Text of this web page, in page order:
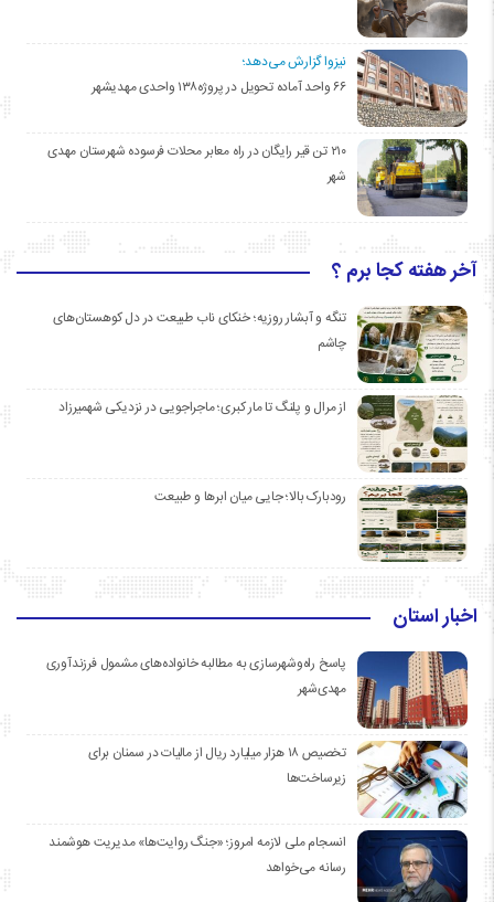
نیزوا گزارش می‌دهد؛
۶۶ واحد آماده تحویل در پروژه۱۳۸ واحدی مهدیشهر
۲۱۰ تن قیر رایگان در راه معابر محلات فرسوده شهرستان مهدی
شهر
آخر هفته کجا برم ؟
تنگه و آبشار روزیه؛ خنکای ناب طبیعت در دل کوهستان‌های
چاشم
از مرال و پلنگ تا مار کبری؛ ماجراجویی در نزدیکی شهمیرزاد
رودبارک بالا؛ جایی میان ابرها و طبیعت
اخبار استان
پاسخ راه‌وشهرسازی به مطالبه خانواده‌های مشمول فرزندآوری
مهدی‌شهر
تخصیص ۱۸ هزار میلیارد ریال از مالیات در سمنان برای
زیرساخت‌ها
انسجام ملی لازمه امروز؛ «جنگ روایت‌ها» مدیریت هوشمند
رسانه می‌خواهد